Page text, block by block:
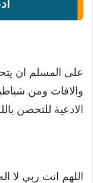
على المسلم ان
والافات ومن
الادعية للتحصن
اللهم انت ربي لا